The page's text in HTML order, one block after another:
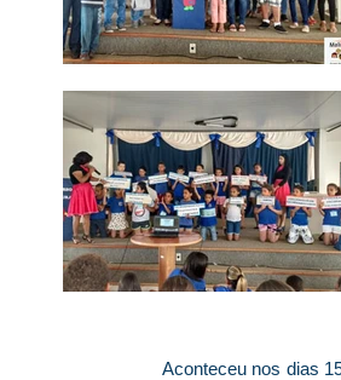
Aconteceu nos dias